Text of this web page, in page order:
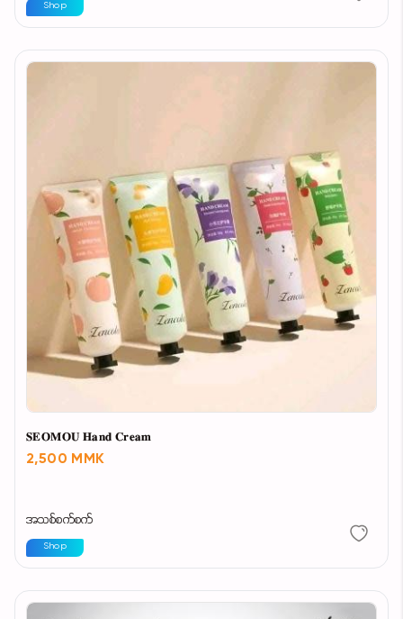
Shop
𝐒𝐄𝐎𝐌𝐎𝐔 𝐇𝐚𝐧𝐝 𝐂𝐫𝐞𝐚𝐦
2,500 MMK
အသစ်စက်စက်
Shop